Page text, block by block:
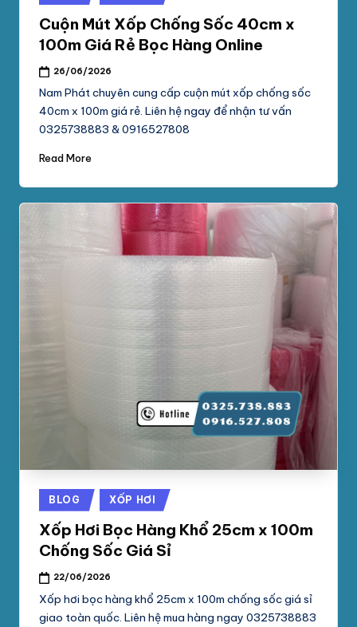
in
Cuộn Mút Xốp Chống Sốc 40cm x
100m Giá Rẻ Bọc Hàng Online
26/06/2026
Nam Phát chuyên cung cấp cuộn mút xốp chống sốc
40cm x 100m giá rẻ. Liên hệ ngay để nhận tư vấn
0325738883 & 0916527808
Read More
Posted
in
BLOG XỐP HƠI
Xốp Hơi Bọc Hàng Khổ 25cm x 100m
Chống Sốc Giá Sỉ
22/06/2026
Xốp hơi bọc hàng khổ 25cm x 100m chống sốc giá sỉ
giao toàn quốc. Liên hệ mua hàng ngay 0325738883